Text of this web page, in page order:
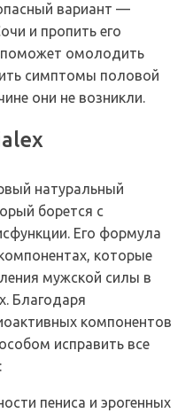
вариант —
и пропить его
омолодить
симптомы половой
они не возникли.
натуральный
борется с
Его формула
которые
мужской силы в
Благодаря
компонентов
исправить все
пениса и эрогенных